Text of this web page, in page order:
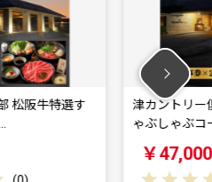
トリー倶楽部 松阪牛特選し
しゃぶコース …